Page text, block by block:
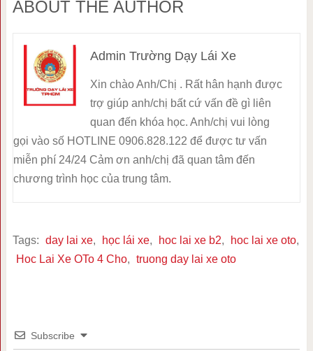
ABOUT THE AUTHOR
Admin Trường Dạy Lái Xe
Xin chào Anh/Chị . Rất hân hạnh được
trợ giúp anh/chị bất cứ vấn đề gì liên
quan đến khóa học. Anh/chị vui lòng
gọi vào số HOTLINE 0906.828.122 để được tư vấn
miễn phí 24/24 Cảm ơn anh/chị đã quan tâm đến
chương trình học của trung tâm.
Tags: day lai xe, học lái xe, hoc lai xe b2, hoc lai xe oto,
Hoc Lai Xe OTo 4 Cho, truong day lai xe oto
Subscribe